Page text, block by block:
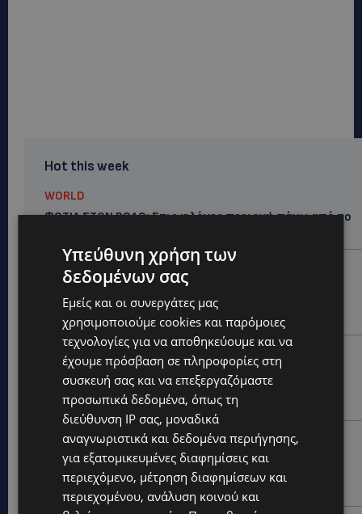
Hot this week
WORLD
ΦΩΤΙΑ ΣΤΟΝ ΒΟΛΟ: Στις φλόγες περιοχή πάνω από το
STORIES
ΜΑΝΩΛΗΣ ΕΜΜΑΝΟΥΗΛ: Η ιστορία της θρυλικής
Corner Pub που ξυπνά μνήμες δεκαετιών – Το
αφιέρωμα μετά τη φωτιά-(Φώτο)
UPDATES
ΘΕΣΣΑΛΟΝΙΚΗ: Σοκ από την κακοποίηση άγριων
χελωνών – Τις έβαψαν με πορτοκαλί λαδομπογιά-
(Φώτο)
UPDATES
ΑΓΚΑΛΙΑ ΕΛΠΙΔΑΣ: «Οι εξαγγελίες δεν αρκούν» –
Συγκρατημένη αισιοδοξία για το νέο σχέδιο
στήριξης των ατόμων με αναπηρία
Υπεύθυνη χρήση των
δεδομένων σας
Εμείς και οι συνεργάτες μας
χρησιμοποιούμε cookies και παρόμοιες
τεχνολογίες για να αποθηκεύουμε και να
έχουμε πρόσβαση σε πληροφορίες στη
συσκευή σας και να επεξεργαζόμαστε
προσωπικά δεδομένα, όπως τη
διεύθυνση IP σας, μοναδικά
αναγνωριστικά και δεδομένα περιήγησης,
για εξατομικευμένες διαφημίσεις και
περιεχόμενο, μέτρηση διαφημίσεων και
περιεχομένου, ανάλυση κοινού και